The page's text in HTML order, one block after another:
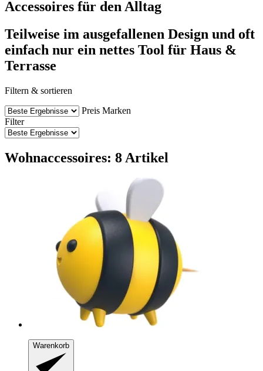
Accessoires für den Alltag
Teilweise im ausgefallenen Design und oft
einfach nur ein nettes Tool für Haus &
Terrasse
Filtern & sortieren
Preis Marken
Filter
Wohnaccessoires: 8 Artikel
Warenkorb